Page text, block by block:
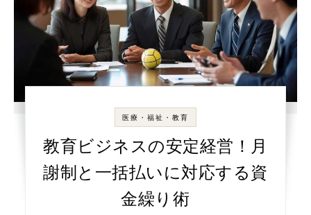
医療・福祉・教育
教育ビジネスの安定経営！月
謝制と一括払いに対応する資
金繰り術